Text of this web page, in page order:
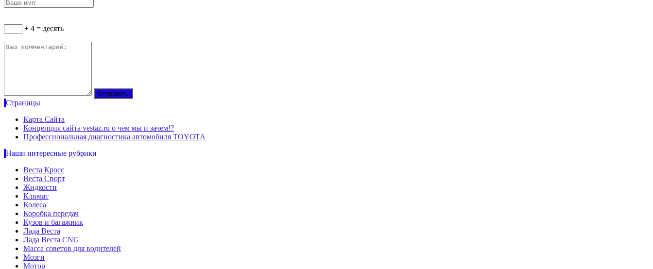
+ 4 = десять
Страницы
Карта Сайта
Концепция сайта vestaz.ru о чем мы и зачем!?
Профессиональная диагностика автомобиля TOYOTA
Наши интересные рубрики
Веста Кросс
Веста Спорт
Жидкости
Климат
Колеса
Коробка передач
Кузов и багажник
Лада Веста
Лада Веста CNG
Масса советов для водителей
Мозги
Мотор